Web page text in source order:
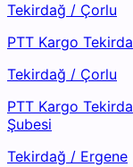
Tekirdağ / Çorlu
PTT Kargo
Tekirdağ / Çorlu
PTT Kargo
Şubesi
Tekirdağ / Ergene